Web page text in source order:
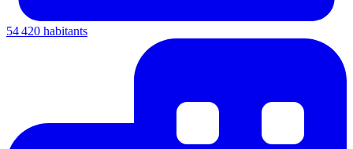
54 420 habitants